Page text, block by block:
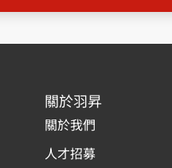
關於羽昇
關於我們
人才招募